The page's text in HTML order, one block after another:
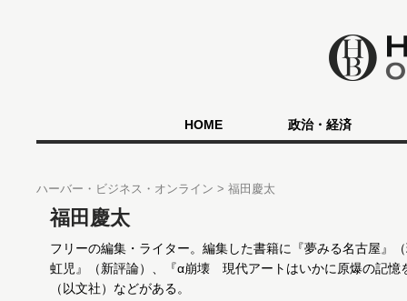
HOME 政治・経済
ハーバー・ビジネス・オンライン 福田慶太
福田慶太
フリーの編集・ライター。編集した書籍に『夢みる名古屋
虹児』（新評論）、『α崩壊 現代アートはいかに原爆の記憶
（以文社）などがある。